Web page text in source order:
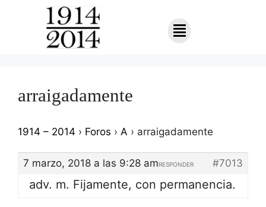
arraigadamente
1914 – 2014 › Foros › A › arraigadamente
7 marzo, 2018 a las 9:28 am #7013
RESPONDER
adv. m. Fijamente, con permanencia.